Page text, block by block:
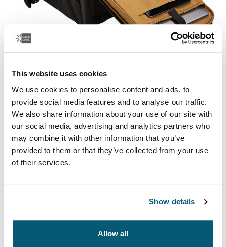
This website uses cookies
We use cookies to personalise content and ads, to
provide social media features and to analyse our traffic.
We also share information about your use of our site with
our social media, advertising and analytics partners who
may combine it with other information that you’ve
provided to them or that they’ve collected from your use
of their services.
Show details
Allow all
Prontos para usar
As bolsas para câmera Case Logic mantêm sua
câmera DSLR, lentes, drone, tripé e outros
equipamentos organizados e prontos para usa para
que você nunca perca uma cena.